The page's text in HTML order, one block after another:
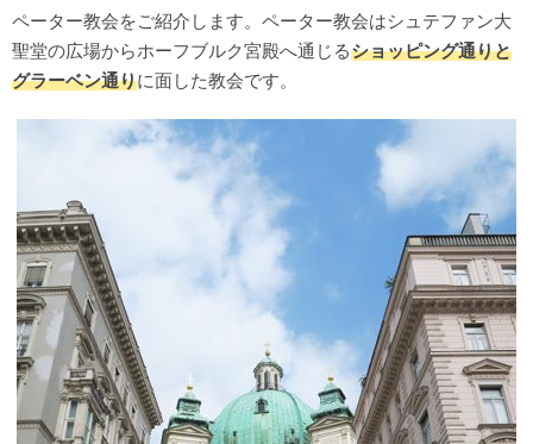
ペーター教会をご紹介します。ペーター教会はシュテファン大
聖堂の広場からホーフブルク宮殿へ通じるショッピング通りと
グラーベン通りに面した教会です。